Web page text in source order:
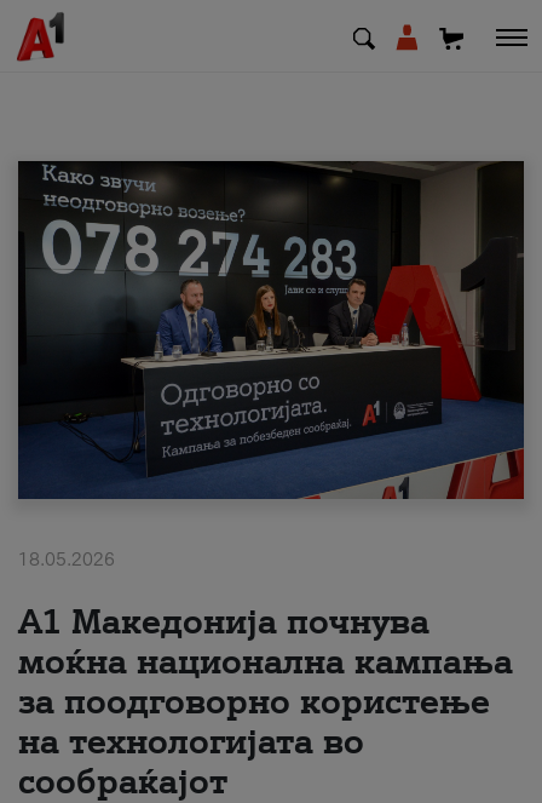
МК EN SQ
Деловни
Поддршка
Надополни кредит
#ПодобарОнлајн
18.05.2026
A1 Македонија почнува
моќна национална кампања
за поодговорно користење
на технологијата во
сообраќајот